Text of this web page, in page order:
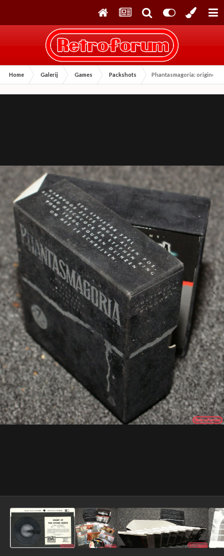
Home Galerij Games Packshots Phantasmagoria: originele